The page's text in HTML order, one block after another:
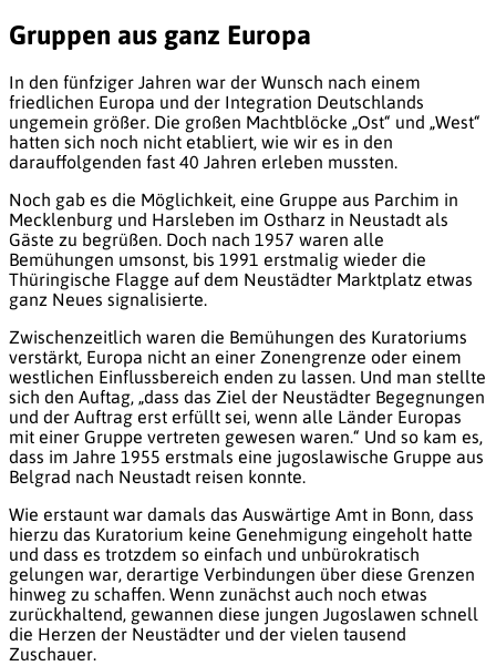
Gruppen aus ganz Europa
In den fünfziger Jahren war der Wunsch nach einem
friedlichen Europa und der Integration Deutschlands
ungemein größer. Die großen Machtblöcke „Ost“ und „West“
hatten sich noch nicht etabliert, wie wir es in den
darauffolgenden fast 40 Jahren erleben mussten.
Noch gab es die Möglichkeit, eine Gruppe aus Parchim in
Mecklenburg und Harsleben im Ostharz in Neustadt als
Gäste zu begrüßen. Doch nach 1957 waren alle
Bemühungen umsonst, bis 1991 erstmalig wieder die
Thüringische Flagge auf dem Neustädter Marktplatz etwas
ganz Neues signalisierte.
Zwischenzeitlich waren die Bemühungen des Kuratoriums
verstärkt, Europa nicht an einer Zonengrenze oder einem
westlichen Einflussbereich enden zu lassen. Und man stellte
sich den Auftag, „dass das Ziel der Neustädter Begegnungen
und der Auftrag erst erfüllt sei, wenn alle Länder Europas
mit einer Gruppe vertreten gewesen waren.“ Und so kam es,
dass im Jahre 1955 erstmals eine jugoslawische Gruppe aus
Belgrad nach Neustadt reisen konnte.
Wie erstaunt war damals das Auswärtige Amt in Bonn, dass
hierzu das Kuratorium keine Genehmigung eingeholt hatte
und dass es trotzdem so einfach und unbürokratisch
gelungen war, derartige Verbindungen über diese Grenzen
hinweg zu schaffen. Wenn zunächst auch noch etwas
zurückhaltend, gewannen diese jungen Jugoslawen schnell
die Herzen der Neustädter und der vielen tausend
Zuschauer.